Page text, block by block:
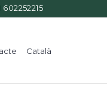
602252215
Català